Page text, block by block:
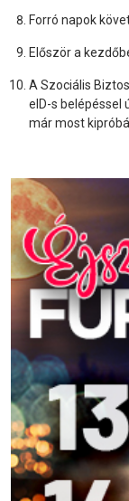
Forró napok
Először a
A Szociális
eID-s
már most